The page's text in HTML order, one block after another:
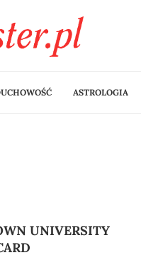
ASTROLOGIA
UNIVERSITY